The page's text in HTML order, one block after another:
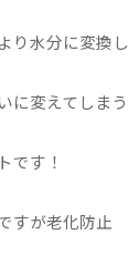
り水分に変換し
に変えてしまう
です！
すが老化防止